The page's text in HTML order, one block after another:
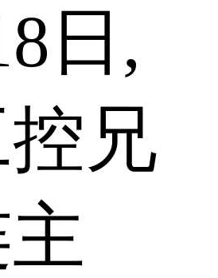
日,
兄